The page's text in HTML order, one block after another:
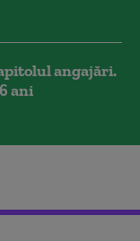
angajări.
ani